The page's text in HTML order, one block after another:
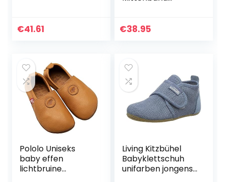
€41.61 €38.95
Pololo Uniseks
baby effen
lichtbruine
Living Kitzbühel
Babyklettschuh
unifarben jongens